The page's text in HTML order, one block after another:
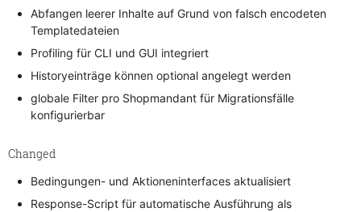
Abfangen leerer Inhalte auf Grund von falsch encodeten
Templatedateien
Profiling für CLI und GUI integriert
Historyeinträge können optional angelegt werden
globale Filter pro Shopmandant für Migrationsfälle
konfigurierbar
Changed
Bedingungen- und Aktioneninterfaces aktualisiert
Response-Script für automatische Ausführung als